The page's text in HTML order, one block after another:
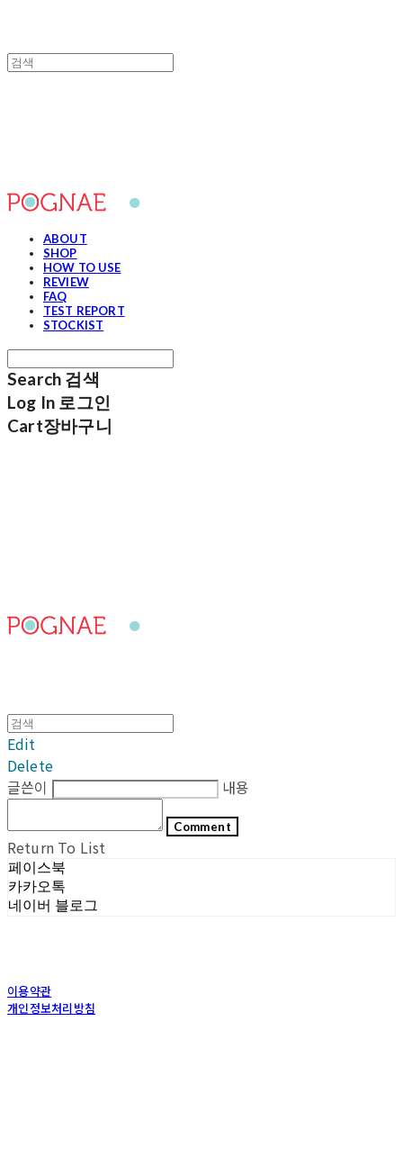
ABOUT
SHOP
HOW TO USE
REVIEW
FAQ
TEST REPORT
STOCKIST
Search 검색
Log In 로그인
Cart장바구니
Edit
Delete
글쓴이
내용
Comment
Return To List
페이스북
카카오톡
네이버 블로그
이용약관
개인정보처리방침